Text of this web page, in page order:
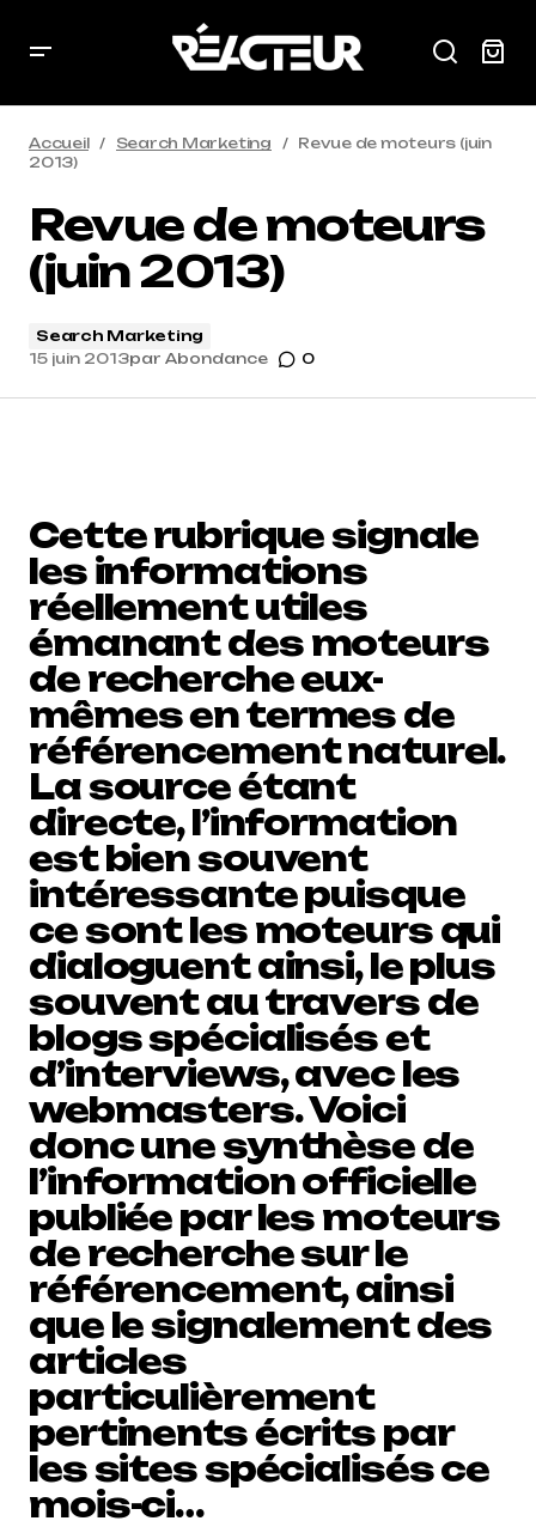
Accueil Search Marketing
Revue de moteurs (juin
2013)
Revue de moteurs
(juin 2013)
Search Marketing
15 juin 2013par Abondance 0
Cette rubrique signale
les informations
réellement utiles
émanant des moteurs
de recherche eux-
mêmes en termes de
référencement naturel.
La source étant
directe, l’information
est bien souvent
intéressante puisque
ce sont les moteurs qui
dialoguent ainsi, le plus
souvent au travers de
blogs spécialisés et
d’interviews, avec les
webmasters. Voici
donc une synthèse de
l’information officielle
publiée par les moteurs
de recherche sur le
référencement, ainsi
que le signalement des
articles
particulièrement
pertinents écrits par
les sites spécialisés ce
mois-ci…